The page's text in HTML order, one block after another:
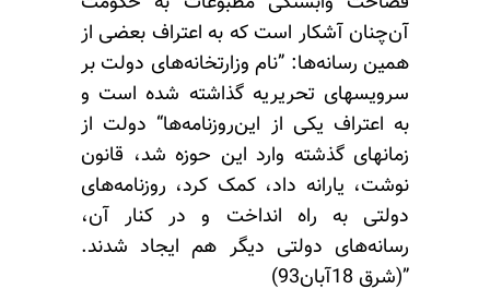
آن‌چنان آشکار است که به اعتراف بعضی از
همین رسانه‌ها: ”نام وزارتخانه‌های دولت بر
سرویسهای تحریریه گذاشته شده است و
به اعتراف یکی از این‌روزنامه‌ها“ دولت از
زمانهای گذشته وارد این حوزه شد، قانون
نوشت، یارانه داد، کمک کرد، روزنامه‌های
دولتی به راه انداخت و در کنار آن،
رسانه‌های دولتی دیگر هم ایجاد شدند.
”(شرق 18آبان93)